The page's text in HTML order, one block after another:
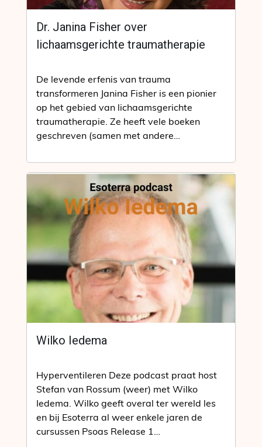
Dr. Janina Fisher over
lichaamsgerichte traumatherapie
De levende erfenis van trauma
transformeren Janina Fisher is een pionier
op het gebied van lichaamsgerichte
traumatherapie. Ze heeft vele boeken
geschreven (samen met andere
Wilko Iedema
Hyperventileren Deze podcast praat host
Stefan van Rossum (weer) met Wilko
Iedema. Wilko geeft overal ter wereld les
en bij Esoterra al weer enkele jaren de
cursussen Psoas Release 1…